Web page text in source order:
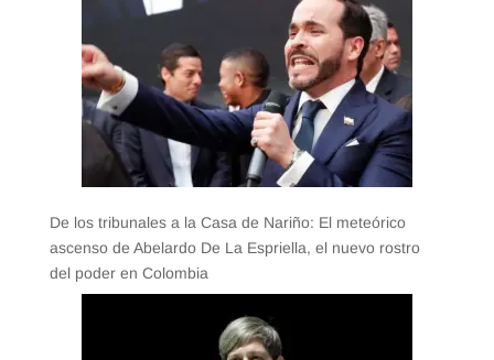
De los tribunales a la Casa de Nariño: El meteórico
ascenso de Abelardo De La Espriella, el nuevo rostro
del poder en Colombia